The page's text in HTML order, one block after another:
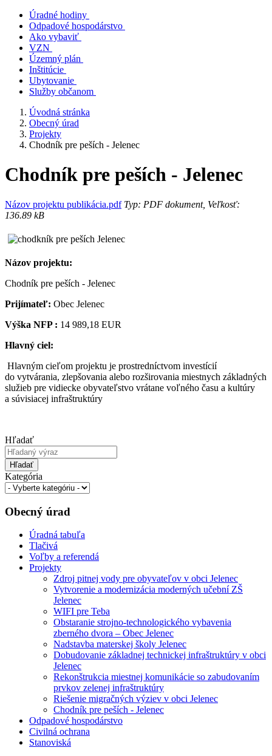
Úradné hodiny
Odpadové hospodárstvo
Ako vybaviť
VZN
Územný plán
Inštitúcie
Ubytovanie
Služby občanom
Úvodná stránka
Obecný úrad
Projekty
Chodník pre peších - Jelenec
Chodník pre peších - Jelenec
Názov projektu publikácia.pdfTyp: PDF dokument, Veľkosť:
136.89 kB
Názov projektu:
Chodník pre peších - Jelenec
Prijímateľ: Obec Jelenec
Výška NFP : 14 989,18 EUR
Hlavný ciel:
Hlavným cieľom projektu je prostredníctvom investícií
do vytvárania, zlepšovania alebo rozširovania miestnych základných
služieb pre vidiecke obyvateľstvo vrátane voľného času a kultúry
a súvisiacej infraštruktúry
Hľadať
Hľadať
Kategória
Obecný úrad
Úradná tabuľa
Tlačivá
Voľby a referendá
Projekty
Zdroj pitnej vody pre obyvateľov v obci Jelenec
Vytvorenie a modernizácia moderných učební ZŠ
Jelenec
WIFI pre Teba
Obstaranie strojno-technologického vybavenia
zberného dvora – Obec Jelenec
Nadstavba materskej školy Jelenec
Dobudovanie základnej technickej infraštruktúry v obci
Jelenec
Rekonštrukcia miestnej komunikácie so zabudovaním
prvkov zelenej infraštruktúry
Riešenie migračných výziev v obci Jelenec
Chodník pre peších - Jelenec
Odpadové hospodárstvo
Civilná ochrana
Stanoviská